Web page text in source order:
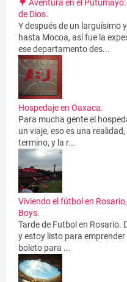
🌳 Aventura en el
de Dios.
Y después de un larguísimo
hasta Mocoa, así fue la
ese departamento des...
Hospedaje en Oaxaca.
Para mucha gente el
un viaje, eso es una
termino, y la r...
Viviendo el fútbol en
Boys.
Tarde de Futbol en Rosario.
y estoy listo para
boleto para ...